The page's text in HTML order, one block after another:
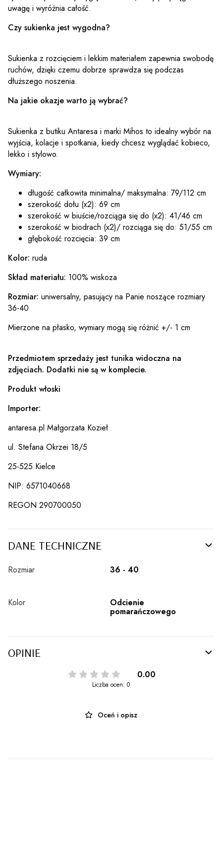
uwagę i wyróżnia całość.
Czy sukienka jest wygodna?
Sukienka z rozcięciem i lekkim materiałem zapewnia swobodę
ruchów, dzięki czemu dobrze sprawdza się podczas
dłuższego noszenia.
Na jakie okazje warto ją wybrać?
Sukienka z butiku Antaresa i marki Mihos to idealny wybór na
wyjścia, kolacje i spotkania, kiedy chcesz wyglądać kobieco,
lekko i stylowo.
Wymiary:
długość całkowita minimalna/ maksymalna: 79/112 cm
szerokość dołu (x2): 69 cm
szerokość w biuście/rozciąga się do (x2): 41/46 cm
szerokość w biodrach (x2)/ rozciąga się do: 51/55 cm
głębokość rozcięcia: 39 cm
Kolor: ruda
Skład materiału: 100% wiskoza
Rozmiar: uniwersalny, pasujący na Panie noszące rozmiary
36-40
Mierzone na płasko, wymiary mogą się różnić +/- 1 cm
Przedmiotem sprzedaży jest tunika widoczna na
zdjęciach. Dodatki nie są w komplecie.
Produkt włoski
Importer:
antaresa.pl Małgorzata Kozieł
ul. Stefana Okrzei 18/5
25-525 Kielce
NIP: 6571040668
REGON 290700050
DANE TECHNICZNE
Rozmiar 36 - 40
Kolor Odcienie
pomarańczowego
OPINIE
0.00
Liczba ocen: 0
Oceń i opisz